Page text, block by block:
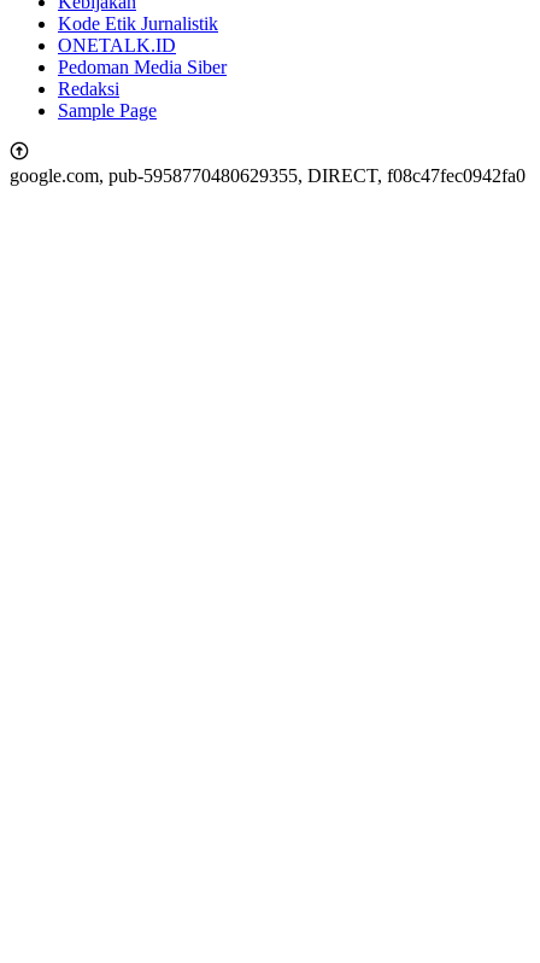
Kode Etik Jurnalistik
ONETALK.ID
Pedoman Media Siber
Redaksi
Sample Page
google.com, pub-5958770480629355, DIRECT, f08c47fec0942fa0